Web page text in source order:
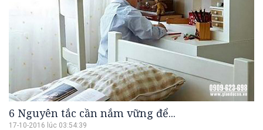
6 Nguyên tắc cần nắm vững để...
17-10-2016 lúc 03:54:39